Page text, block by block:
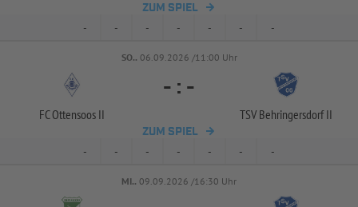
ZUM SPIEL
- - - - - - -
SO.. 06.09.2026 /11:00 Uhr
FC Ottensoos II
- : -
TSV Behringersdorf II
ZUM SPIEL
- - - - - - -
MI.. 09.09.2026 /16:30 Uhr